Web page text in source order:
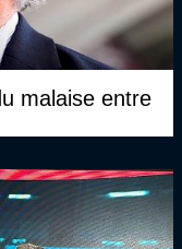
malaise entre